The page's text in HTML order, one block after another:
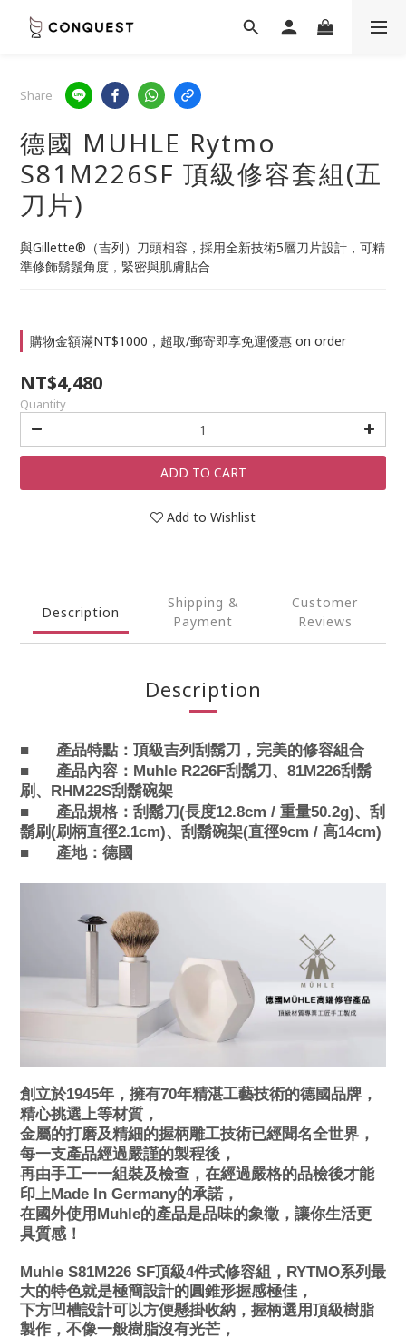
Share
德國 MUHLE Rytmo
S81M226SF 頂級修容套組(五
刀片)
與Gillette®（吉列）刀頭相容，採用全新技術5層刀片設計，可精
準修飾鬍鬚角度，緊密與肌膚貼合
購物金額滿NT$1000，超取/郵寄即享免運優惠 on order
NT$4,480
Quantity
ADD TO CART
Add to Wishlist
Description
Shipping &
Payment
Customer
Reviews
Description
■ 產品特點： 頂級吉列刮鬍刀，完美的修容組合
■
產品內容 ： Muhle R226F刮鬍刀、81M226刮鬍
刷、 RHM22S刮鬍碗架
■
產品規格： 刮鬍刀(長度12.8cm / 重量50.2g)、 刮
鬍刷(刷柄直徑2.1cm)、 刮鬍碗架(直徑9cm / 高14cm)
■
產地：德國
創立於1945年，擁有70年精湛工藝技術的德國品牌，
精心挑選上等材質，
金屬的打磨及精細的握柄雕工技術已經聞名全世界，
每一支產品經過嚴謹的製程後，
再由手工一一組裝及檢查，在經過嚴格的品檢後才能
印上Made In Germany的承諾，
在國外使用Muhle的產品是品味的象徵，讓你生活更
具質感！
Muhle S81M226 SF頂級4件式修容組，RYTMO系列最
大的特色就是極簡設計的圓錐形握感極佳，
下方凹槽設計可以方便懸掛收納，握柄選用頂級樹脂
製作，不像一般樹脂沒有光芒，